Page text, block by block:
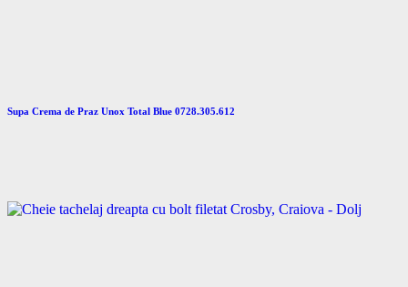
Supa Crema de Praz Unox Total Blue 0728.305.612